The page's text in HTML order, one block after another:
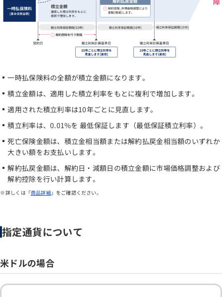
一時払保険料の全額が積立金額になります。
積立金額は、適用した積立利率をもとに複利で増加します。
適用された積立利率は10年ごとに見直します。
積立利率は、0.01%を 最低保証します（最低保証積立利率）。
死亡保険金額は、積立金相当額または解約払戻金相当額のいずれか
大きい額をお支払いします。
解約払戻金額は、解約日・減額日の積立金額に市場価格調整および
解約控除を行い計算します。
詳しくは「商品詳細」をご確認ください。
指定通貨について
米ドルの場合